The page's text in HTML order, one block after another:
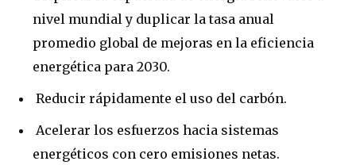
nivel mundial y duplicar la tasa anual
promedio global de mejoras en la eficiencia
energética para 2030.
Reducir rápidamente el uso del carbón.
Acelerar los esfuerzos hacia sistemas
energéticos con cero emisiones netas.